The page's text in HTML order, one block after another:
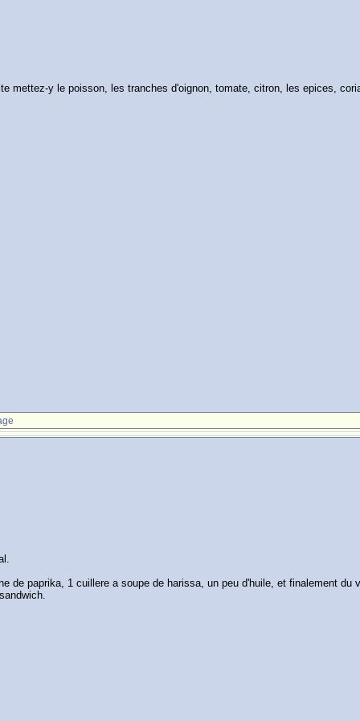
mettez-y le poisson, les tranches d'oignon, tomate, citron, les epices,
de paprika, 1 cuillere a soupe de harissa, un peu d'huile, et finalement